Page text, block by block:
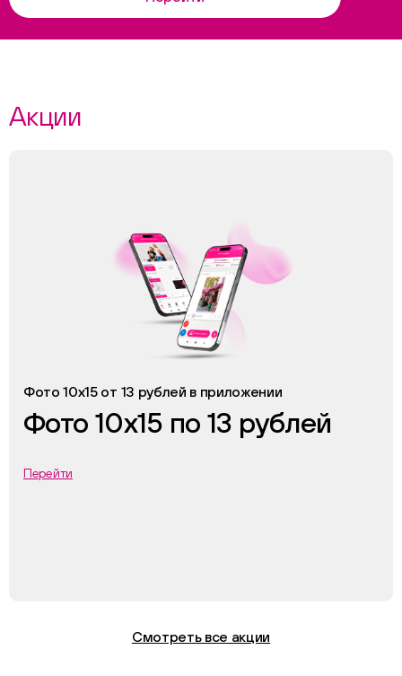
Акции
Фото 10х15 от 13 рублей в приложении
Фото 10х15 по 13 рублей
Перейти
Смотреть все акции